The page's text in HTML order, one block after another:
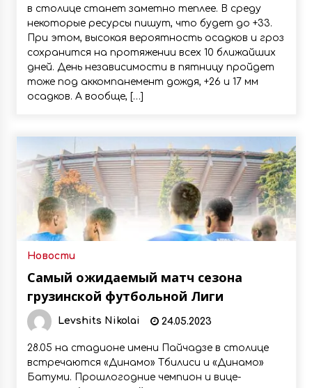
в столице станет заметно теплее. В среду
некоторые ресурсы пишут, что будет до +33.
При этом, высокая вероятность осадков и гроз
сохранится на протяжении всех 10 ближайших
дней. День независимости в пятницу пройдет
тоже под аккомпанемент дождя, +26 и 17 мм
осадков. А вообще, […]
Новости
Самый ожидаемый матч сезона
грузинской футбольной Лиги
Levshits Nikolai 24.05.2023
28.05 на стадионе имени Пайчадзе в столице
встречаются «Динамо» Тбилиси и «Динамо»
Батуми. Прошлогодние чемпион и вице-